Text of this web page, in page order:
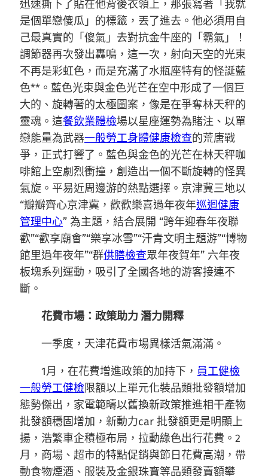
迅速撕下了貼在他背後衣領上，那張寫著「我就
是個單戀傻瓜」的標籤，丟了進去。他必須用自
己最真實的「傻氣」去對抗金牛座的「霸氣」！
調節器再次發出轟鳴，這一次，射向天空的光束
不再是彩虹色，而是充滿了水瓶座特有的怪誕藍
色**。藍色光束與金色光芒在空中形成了一個巨
大的、旋轉著的太極圖案，像是在爭奪林天秤的
靈魂。這餐飲業體檢場以星座運勢為賭注、以單
戀能量為武器一般勞工身體健康檢查的荒唐戰
爭，正式打響了。藍色與金色的光芒在林天秤咖
啡館上空劇烈衝撞，創造出一個不斷旋轉的怪異
氣旋。平易近周邊游的熱點選擇。京津冀三地以
“瓣瓣齊心京津冀，歡歡樂喜過年夜年巡迴健康
管理中心” 為主題，結合展開 “跨年迎春年夜聯
歡”“歡享廟會”“樂享冰雪”“汗青文明主題游”“博物
館里過年夜年”“群供膳檢查眾年夜賀年” 六年夜
板塊系列運動，吸引了全國各地的游客接連不
斷。
花費市場：政策助力 潛力開釋
一季度，天津花費市場異樣活氣滿滿。
1月，在花費增進政策的加持下， 員工健檢
一般勞工健檢限額以上單元化裝品類批發額增加
態勢傑出，家電範疇以舊換新政策推進相干產物
批發額穩固增加，新動力car 批發額更是明顯上
揚，浩繁車企積極布局，拉動綠色出行花費。2
月，商場、超市的特點促銷與節日花費高潮，帶
動食物煙酒、服裝及金銀珠寶等品類發賣額攀